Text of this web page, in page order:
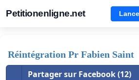
Petitionenligne.net
Réintégration Pr Fabien Saint
Partager sur Facebook (12)